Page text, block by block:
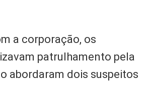
a corporação, os
patrulhamento pela
abordaram dois suspeitos